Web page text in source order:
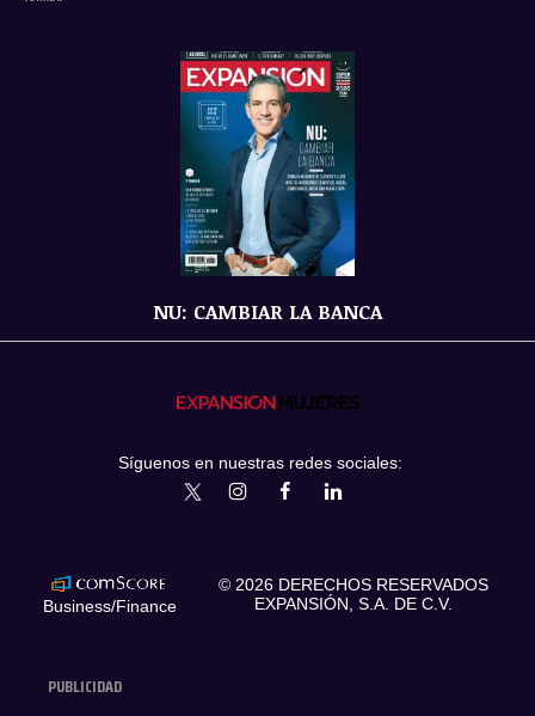
NU: CAMBIAR LA BANCA
PUBLICIDAD
Síguenos en nuestras redes sociales:
expansionmxExpansionMex
Business/Finance
© 2026 DERECHOS RESERVADOS
EXPANSIÓN, S.A. DE C.V.